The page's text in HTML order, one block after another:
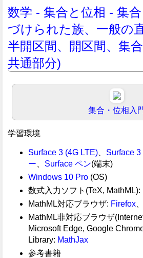
数学 - 集合と位相 - 集
づけられた族、一般の
半開区間、開区間、集合
共通部分)
集合・位相入
学習環境
Surface 3 (4G LTE)、 Surface
ー
Surface ペン(端末)
Windows 10 Pro(OS)
数式入力ソフト(TeX, MathML):
MathML対応ブラウザ: Firefox
MathML非対応ブラウザ
Microsoft Edge, Google
Library: MathJax
参考書籍